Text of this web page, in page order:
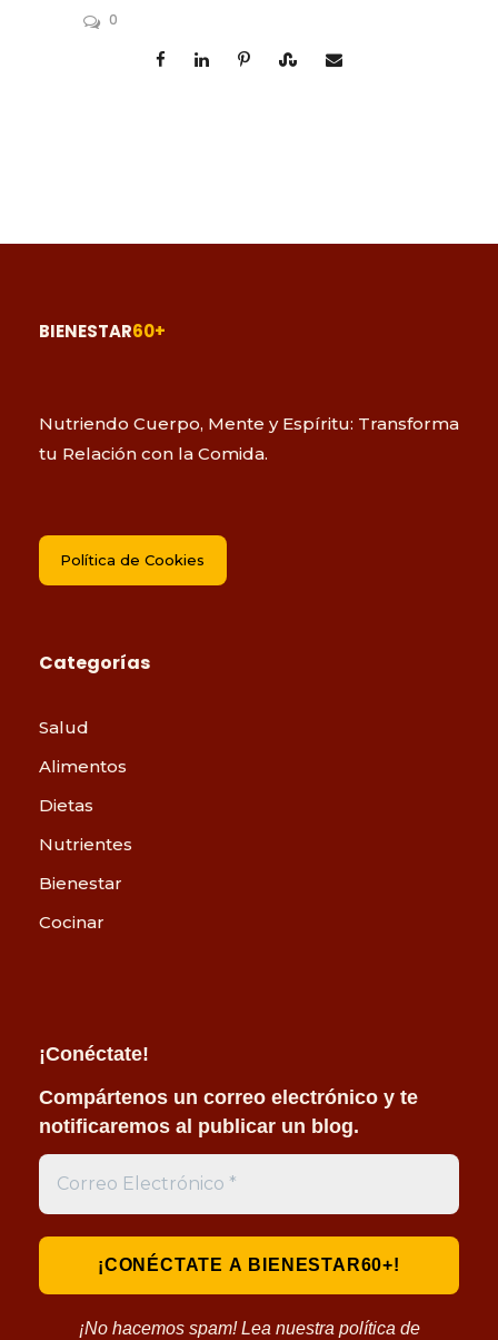
0
BIENESTAR60+
Nutriendo Cuerpo, Mente y Espíritu: Transforma
tu Relación con la Comida.
Política de Cookies
Categorías
Salud
Alimentos
Dietas
Nutrientes
Bienestar
Cocinar
¡Conéctate!
Compártenos un correo electrónico y te
notificaremos al publicar un blog.
¡No hacemos spam! Lea nuestra política de